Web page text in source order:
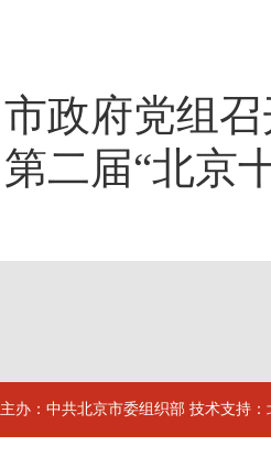
市政府党组
第二届“北京
主办：中共北京市委组织部 技术支持